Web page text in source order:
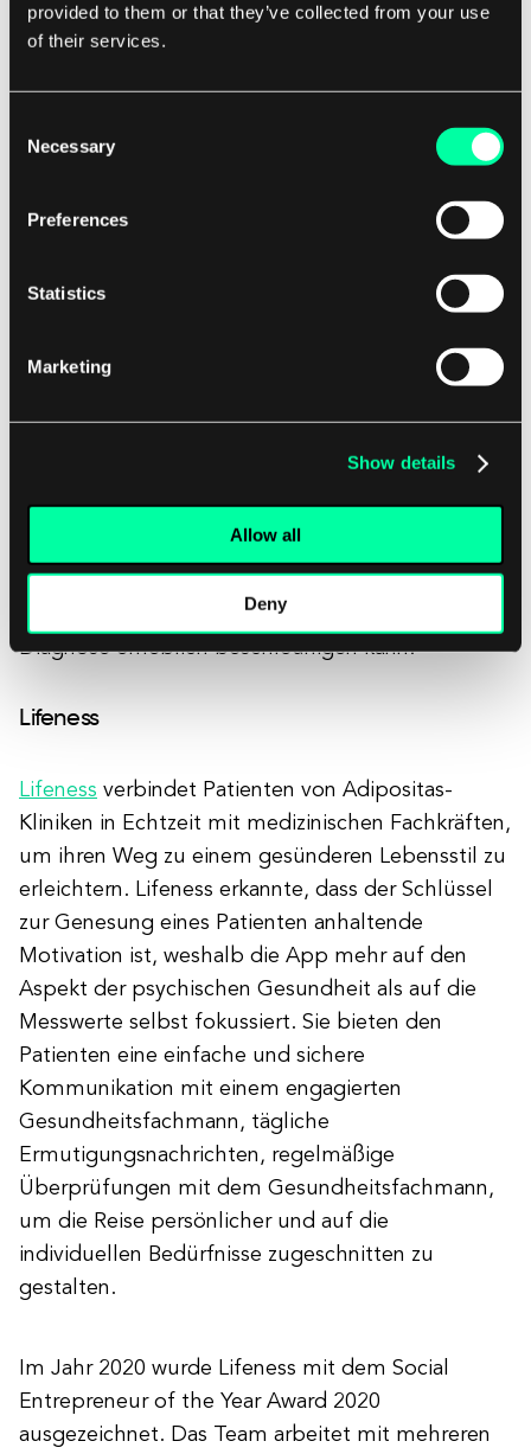
provided to them or that they’ve collected from your use
of their services.
Selection
Necessary
Preferences
Statistics
Marketing
Show details
Allow all
Deny
strebtBulbitechdanach, manuelle
Augenuntersuchungen zu ersetzen und eine
Innovation Week wurden sie als eines der
Top 100
Team die Zugänglichkeit der Augengesundheit für
alle Patienten verbessern und die Arbeit der Ärzte
erleichtern. Die Plattform und die Kamera können
von jedem und zu Hause bedient werden, um
objektive klinische Ergebnisse zu generieren. Ihre
Erkennung von Augen- und Augen-Gehirn-
Erkrankungen zu erkennen. Die Daten können
einfach über Telemedizin-Dienste geteilt werden,
was den Arbeitsablauf erleichtert und die
Diagnose erheblich beschleunigen kann.
Lifeness
Lifeness verbindet Patienten von Adipositas-
Kliniken in Echtzeit mit medizinischen Fachkräften,
um ihren Weg zu einem gesünderen Lebensstil zu
erleichtern. Lifeness erkannte, dass der Schlüssel
zur Genesung eines Patienten anhaltende
Motivation ist, weshalb die App mehr auf den
Aspekt der psychischen Gesundheit als auf die
Messwerte selbst fokussiert. Sie bieten den
Patienten eine einfache und sichere
Kommunikation mit einem engagierten
Gesundheitsfachmann, tägliche
Ermutigungsnachrichten, regelmäßige
Überprüfungen mit dem Gesundheitsfachmann,
um die Reise persönlicher und auf die
individuellen Bedürfnisse zugeschnitten zu
gestalten.
Im Jahr 2020 wurde Lifeness mit dem Social
Entrepreneur of the Year Award 2020
ausgezeichnet. Das Team arbeitet mit mehreren